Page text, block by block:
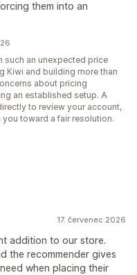
them into an
such an unexpected price
Kiwi and building more than
about pricing
an established setup. A
to review your account,
toward a fair resolution.
17. červenec 2026
addition to our store.
the recommender gives
when placing their